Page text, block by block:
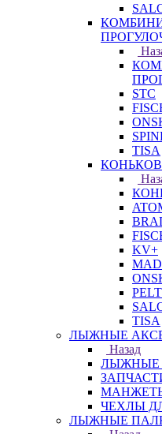
STC
TISA
KV+
TISA
ЛЫЖНЫЕ
Назад
ЛЫЖНЫЕ
ЧЕХЛЫ
ЛЫЖНЫЕ